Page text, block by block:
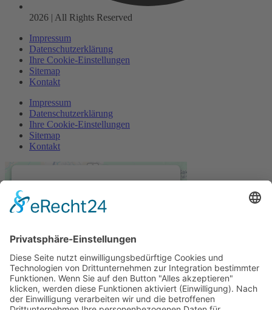
2026 | All Rights Reserved
Impressum
Datenschutzerklärung
Ihre Cookie-Einstellungen
Sitemap
Kontakt
Impressum
Datenschutzerklärung
Ihre Cookie-Einstellungen
Sitemap
Kontakt
Zustimmung, um den
Google Maps-Service zu
Wir verwenden einen Service eines
Drittanbieters, um Karteninhalte
einzubetten. Dieser Service kann
Daten zu Ihren Aktivitäten